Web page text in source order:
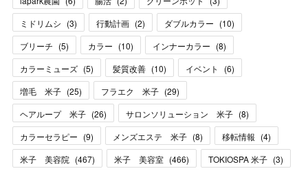
ミドリムシ (3) 行動計画 (2) ダブルカラー (10)
ブリーチ (5) カラー (10) インナーカラー (8)
カラーミューズ (5) 髪質改善 (10) イベント (6)
増毛 米子 (25) フラエク 米子 (29)
ヘアループ 米子 (26) サロンソリューション 米子 (8)
カラーセラピー (9) メンズエステ 米子 (8) 移転情報 (4)
米子 美容院 (467) 米子 美容室 (466) TOKIOSPA 米子 (3)